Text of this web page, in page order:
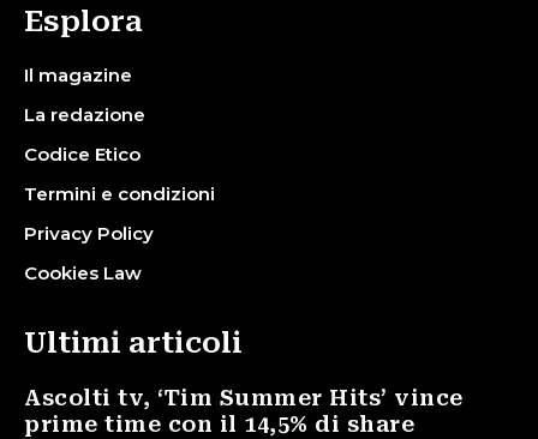
Esplora
Il magazine
La redazione
Codice Etico
Termini e condizioni
Privacy Policy
Cookies Law
Ultimi articoli
Ascolti tv, ‘Tim Summer Hits’ vince
prime time con il 14,5% di share